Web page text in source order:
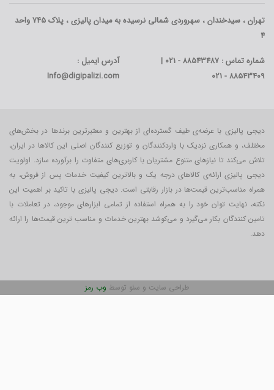
تهران ، سیدخندان ، سهروردی شمالی نرسیده به میدان پالیزی ، پلاک 745 واحد
4
شماره تماس : 88543487 - 021 |
88543409 - 021
آدرس ایمیل :
Info@digipalizi.com
دیجی پالیزی با عرضه‌ی طیف گسترده‌ای از بهترین و معتبرترین برندها در بخش‌های
مختلف، و همکاری نزدیک با واردکنندگان و توزیع کنندگان اصلی این کالاها در ایران،
تلاش می‌کند تا نیازهای متنوع مشتریان با کاربری‌‌های متفاوت را برآورده سازد. اولویت
دیجی پالیزی ارائه‌ی کالاهای درجه یک و بالاترین کیفیت خدمات پس از فروش، به
همراه مناسب‌ترین قیمت‌ها در بازار رقابتی است. دیجی پالیزی با تاکید بر اهمیت این
نکته، نهایت توان خود را به همراه استفاده از تمامی ابزارهای موجود، در تعاملات با
تامین کنندگان بکار می‎‌گیرد و می‌کوشد بهترین خدمات و مناسب ترین قیمت‌ها را ارائه
دهد.
طراحی سایت و سئو توسط وب رمز